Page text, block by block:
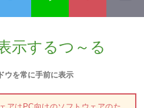
示するつ～る
ウを常に手前に表示